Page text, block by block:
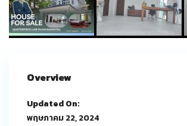
Overview
Updated On:
พฤษภาคม 22, 2024